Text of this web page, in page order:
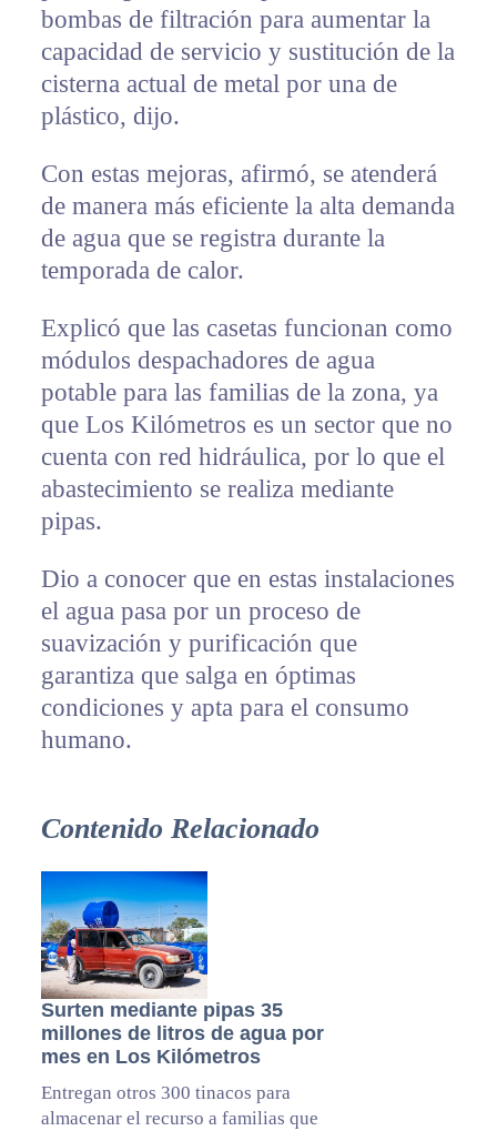
bombas de filtración para aumentar la
capacidad de servicio y sustitución de la
cisterna actual de metal por una de
plástico, dijo.
Con estas mejoras, afirmó, se atenderá
de manera más eficiente la alta demanda
de agua que se registra durante la
temporada de calor.
Explicó que las casetas funcionan como
módulos despachadores de agua
potable para las familias de la zona, ya
que Los Kilómetros es un sector que no
cuenta con red hidráulica, por lo que el
abastecimiento se realiza mediante
pipas.
Dio a conocer que en estas instalaciones
el agua pasa por un proceso de
suavización y purificación que
garantiza que salga en óptimas
condiciones y apta para el consumo
humano.
Contenido Relacionado
Surten mediante pipas 35
millones de litros de agua por
mes en Los Kilómetros
Entregan otros 300 tinacos para
almacenar el recurso a familias que